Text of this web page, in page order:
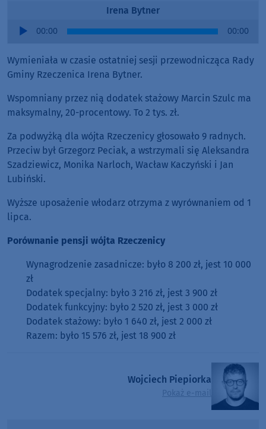
Irena Bytner
Audio
00:00 00:00
Wymieniała w czasie ostatniej sesji przewodnicząca Rady
Gminy Rzeczenica Irena Bytner.
Wspomniany przez nią dodatek stażowy Marcin Szulc ma
maksymalny, 20-procentowy. To 2 tys. zł.
Za podwyżką dla wójta Rzeczenicy głosowało 9 radnych.
Przeciw był Grzegorz Peciak, a wstrzymali się Aleksandra
Szadziewicz, Monika Narloch, Wacław Kaczyński i Jan
Lubiński.
Wyższe uposażenie włodarz otrzyma z wyrównaniem od 1
lipca.
Porównanie pensji wójta Rzeczenicy
Wynagrodzenie zasadnicze: było 8 200 zł, jest 10 000
zł
Dodatek specjalny: było 3 216 zł, jest 3 900 zł
Dodatek funkcyjny: było 2 520 zł, jest 3 000 zł
Dodatek stażowy: było 1 640 zł, jest 2 000 zł
Razem: było 15 576 zł, jest 18 900 zł
Wojciech Piepiorka
Pokaż e-mail